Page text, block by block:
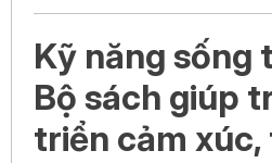
Kỹ năng sống
Bộ sách giúp
triển cảm xúc,